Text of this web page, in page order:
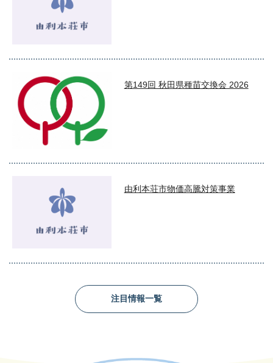
第149回 秋田県種苗交換会 2026
由利本荘市物価高騰対策事業
注目情報一覧